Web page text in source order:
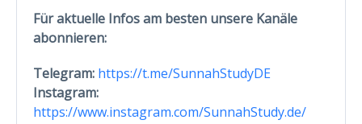
Für aktuelle Infos am besten unsere Kanäle
abonnieren:
Telegram: https://t.me/SunnahStudyDE
Instagram:
https://www.instagram.com/SunnahStudy.de/